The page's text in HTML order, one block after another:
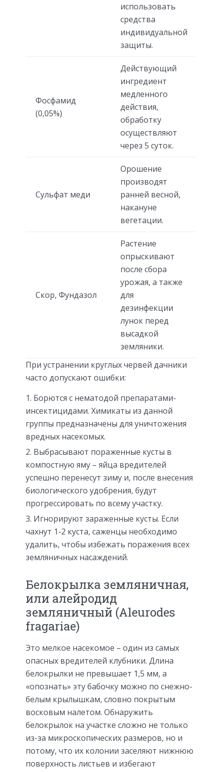
использовать
средства
индивидуальной
защиты.
Фосфамид
(0,05%)
Действующий
ингредиент
медленного
действия,
обработку
осуществляют
через 5 суток.
Сульфат меди
Орошение
производят
ранней весной,
накануне
вегетации.
Скор, Фундазол
Растение
опрыскивают
после сбора
урожая, а также
для
дезинфекции
лунок перед
высадкой
земляники.
При устранении круглых червей дачники
часто допускают ошибки:
Борются с нематодой препаратами-
инсектицидами. Химикаты из данной
группы предназначены для уничтожения
вредных насекомых.
Выбрасывают пораженные кусты в
компостную яму – яйца вредителей
успешно перенесут зиму и, после внесения
биологического удобрения, будут
прогрессировать по всему участку.
Игнорируют зараженные кусты. Если
чахнут 1-2 куста, саженцы необходимо
удалить, чтобы избежать поражения всех
земляничных насаждений.
Белокрылка земляничная,
или алейродид
земляничный (Aleurodes
fragariae)
Это мелкое насекомое – один из самых
опасных вредителей клубники. Длина
белокрылки не превышает 1,5 мм, а
«опознать» эту бабочку можно по снежно-
белым крылышкам, словно покрытым
восковым налетом. Обнаружить
белокрылок на участке сложно не только
из-за микроскопических размеров, но и
потому, что их колонии заселяют нижнюю
поверхность листьев и избегают